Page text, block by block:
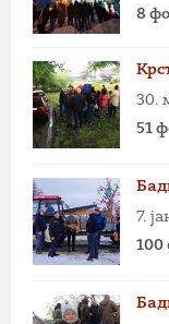
8
30.
51
7.
100